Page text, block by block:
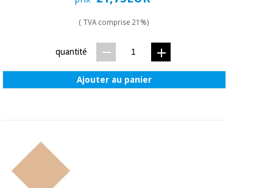
et
Vétérinaire
Orthopédie
Sports
( TVA comprise 21%)
quantité
Ajouter au panier